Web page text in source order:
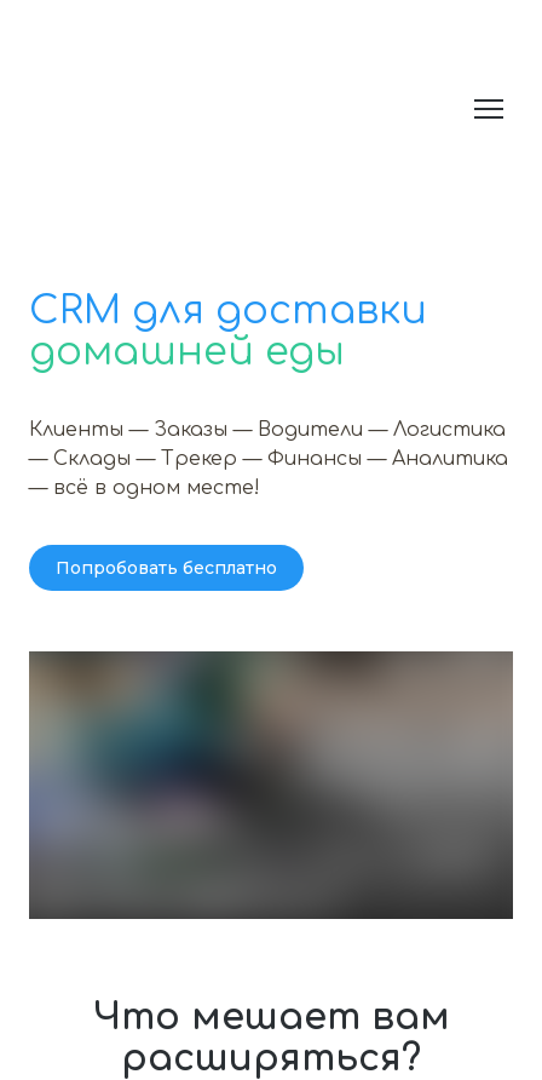
CRM для доставки
домашней еды
Клиенты — Заказы — Водители — Логистика
— Склады — Трекер — Финансы — Аналитика
— всё в одном месте!
Попробовать бесплатно
Что мешает вам
расширяться?